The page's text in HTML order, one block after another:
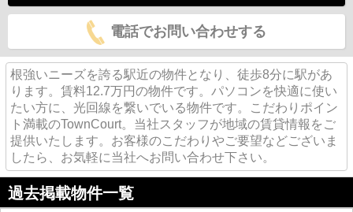
電話でお問い合わせする
根強いニーズを誇る駅近の物件となり、徒歩8分に駅があ
ります。賃料12.7万円の物件です。パソコンを快適に使い
たい方に、光回線を繋いでいる物件です。こだわりポイン
ト満載のTownCourt。当社スタッフが地域の賃貸情報をご
提供いたします。お客様のこだわりやご要望などございま
したら、お気軽に当社へお問い合わせ下さい。
過去掲載物件一覧